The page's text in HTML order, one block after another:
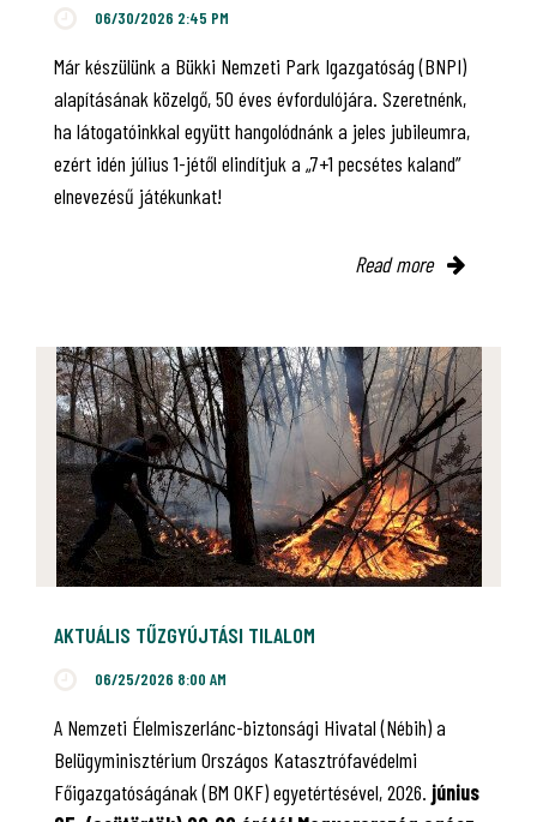
06/30/2026 2:45 PM
Már készülünk a Bükki Nemzeti Park Igazgatóság (BNPI)
alapításának közelgő, 50 éves évfordulójára. Szeretnénk,
ha látogatóinkkal együtt hangolódnánk a jeles jubileumra,
ezért idén július 1-jétől elindítjuk a „7+1 pecsétes kaland”
elnevezésű játékunkat!
Read more
AKTUÁLIS TŰZGYÚJTÁSI TILALOM
06/25/2026 8:00 AM
A Nemzeti Élelmiszerlánc-biztonsági Hivatal (Nébih) a
Belügyminisztérium Országos Katasztrófavédelmi
Főigazgatóságának (BM OKF) egyetértésével, 2026. június